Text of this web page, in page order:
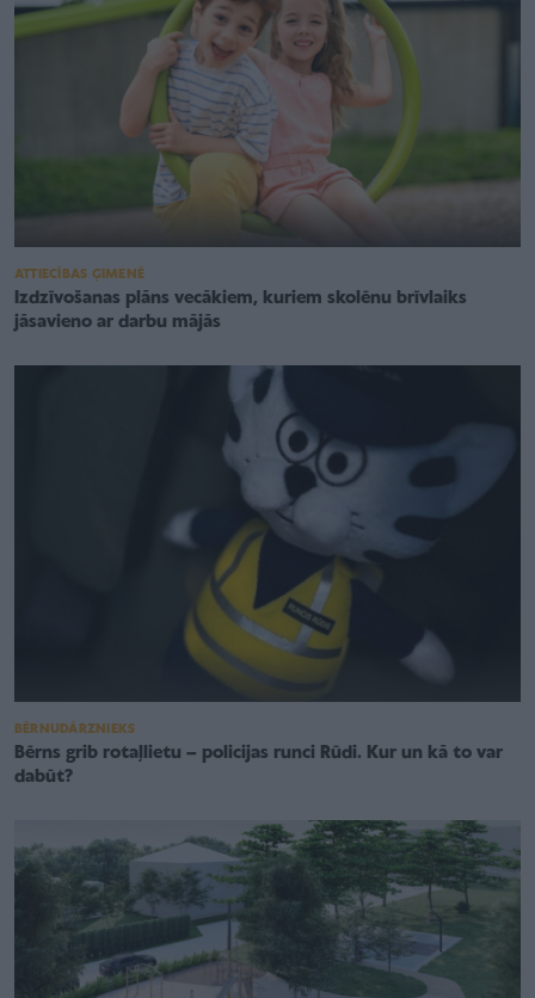
ATTIECĪBAS ĢIMENĒ
Izdzīvošanas plāns vecākiem, kuriem skolēnu brīvlaiks
jāsavieno ar darbu mājās
BĒRNUDĀRZNIEKS
Bērns grib rotaļlietu – policijas runci Rūdi. Kur un kā to var
dabūt?